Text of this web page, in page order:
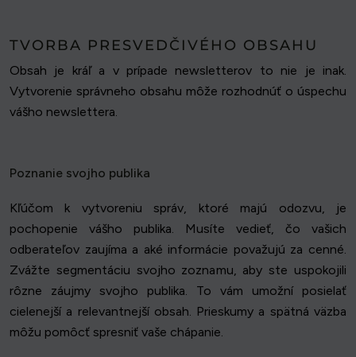
TVORBA PRESVEDČIVÉHO OBSAHU
Obsah je kráľ a v prípade newsletterov to nie je inak.
Vytvorenie správneho obsahu môže rozhodnúť o úspechu
vášho newslettera.
Poznanie svojho publika
Kľúčom k vytvoreniu správ, ktoré majú odozvu, je
pochopenie vášho publika. Musíte vedieť, čo vašich
odberateľov zaujíma a aké informácie považujú za cenné.
Zvážte segmentáciu svojho zoznamu, aby ste uspokojili
rôzne záujmy svojho publika. To vám umožní posielať
cielenejší a relevantnejší obsah. Prieskumy a spätná väzba
môžu pomôcť spresniť vaše chápanie.